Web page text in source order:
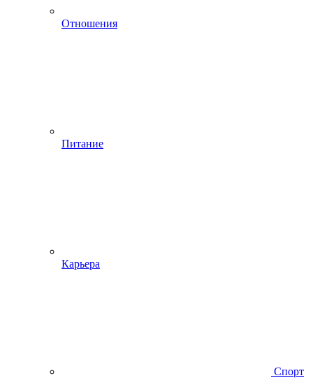
Отношения
Питание
Карьера
Спорт